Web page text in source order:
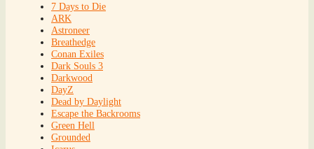
7 Days to Die
ARK
Astroneer
Breathedge
Conan Exiles
Dark Souls 3
Darkwood
DayZ
Dead by Daylight
Escape the Backrooms
Green Hell
Grounded